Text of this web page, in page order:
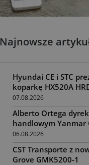
Najnowsze
Hyundai CE i STC
koparkę HX520A
07.08.2026
Alberto Ortega
handlowym Yanmar
06.08.2026
CST Transporte z
Grove GMK5200-1